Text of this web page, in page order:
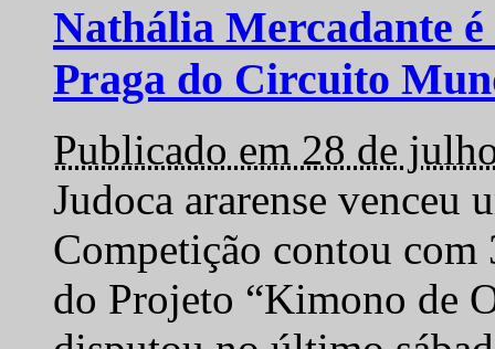
Nathália Mercadante
Praga do Circuito
Publicado em 28 de
Judoca ararense venceu
Competição contou com
do Projeto “Kimono de